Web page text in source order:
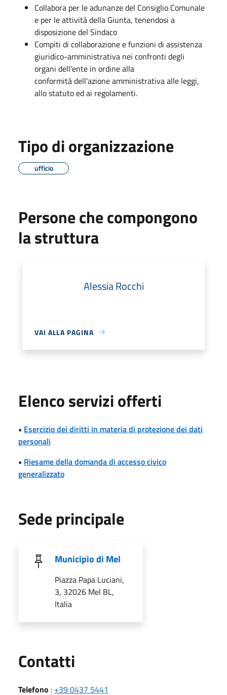
Collabora per le adunanze del Consiglio Comunale
e per le attività della Giunta, tenendosi a
disposizione del Sindaco
Compiti di collaborazione e funzioni di assistenza
giuridico-amministrativa nei confronti degli
organi dell'ente in ordine alla
conformità dell'azione amministrativa alle leggi,
allo statuto ed ai regolamenti.
Tipo di organizzazione
ufficio
Persone che compongono
la struttura
Alessia Rocchi
VAI ALLA PAGINA
Elenco servizi offerti
• Esercizio dei diritti in materia di protezione dei dati
personali
• Riesame della domanda di accesso civico
generalizzato
Sede principale
Municipio di Mel
Piazza Papa Luciani,
3, 32026 Mel BL,
Italia
Contatti
Telefono : +39 0437 5441